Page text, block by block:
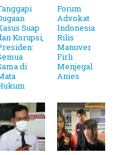
Suap
Korupsi,
di
Forum
Advokat
Indonesia
Rilis
Manuver
Firli
Menjegal
Anies